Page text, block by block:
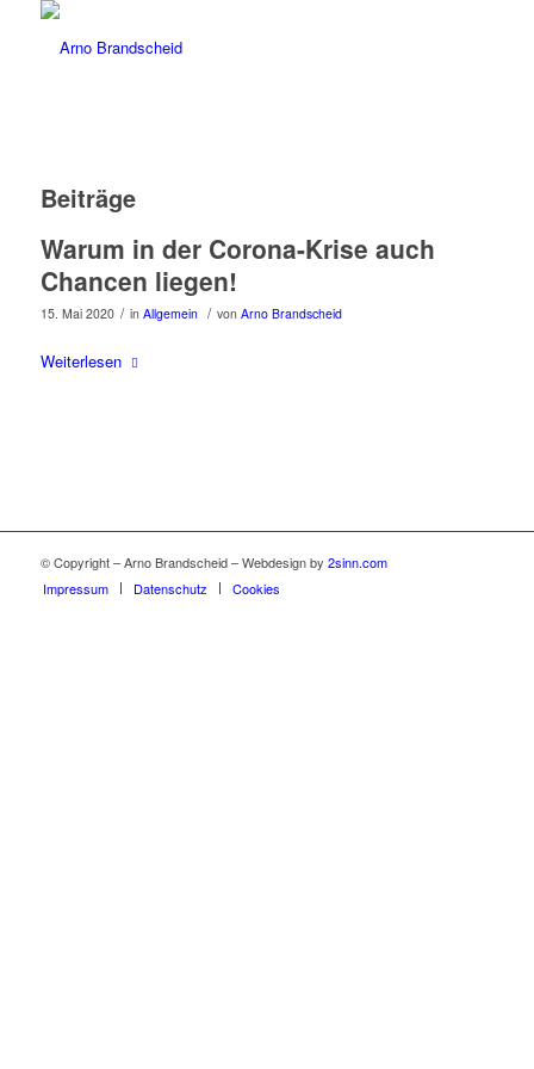
Beiträge
Warum in der Corona-Krise auch
Chancen liegen!
15. Mai 2020 / in Allgemein / von Arno Brandscheid
Weiterlesen
© Copyright – Arno Brandscheid – Webdesign by 2sinn.com
Impressum
Datenschutz Cookies